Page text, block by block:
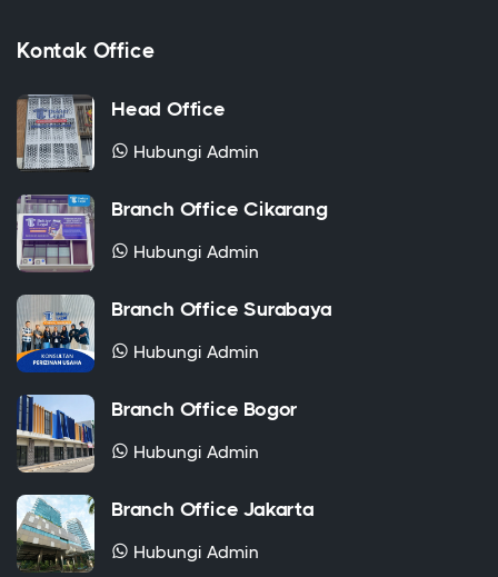
Kontak Office
Head Office
Hubungi Admin
Branch Office Cikarang
Hubungi Admin
Branch Office Surabaya
Hubungi Admin
Branch Office Bogor
Hubungi Admin
Branch Office Jakarta
Hubungi Admin